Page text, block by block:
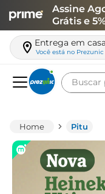
Assine
Grátis e
Entrega em
Você está no Prezunic
Buscar
Pitu
carne
leite
café
queijo